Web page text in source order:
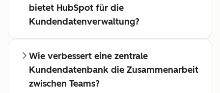
bietet HubSpot für die
Kundendatenverwaltung?
Wie verbessert eine zentrale
Kundendatenbank die Zusammenarbeit
zwischen Teams?